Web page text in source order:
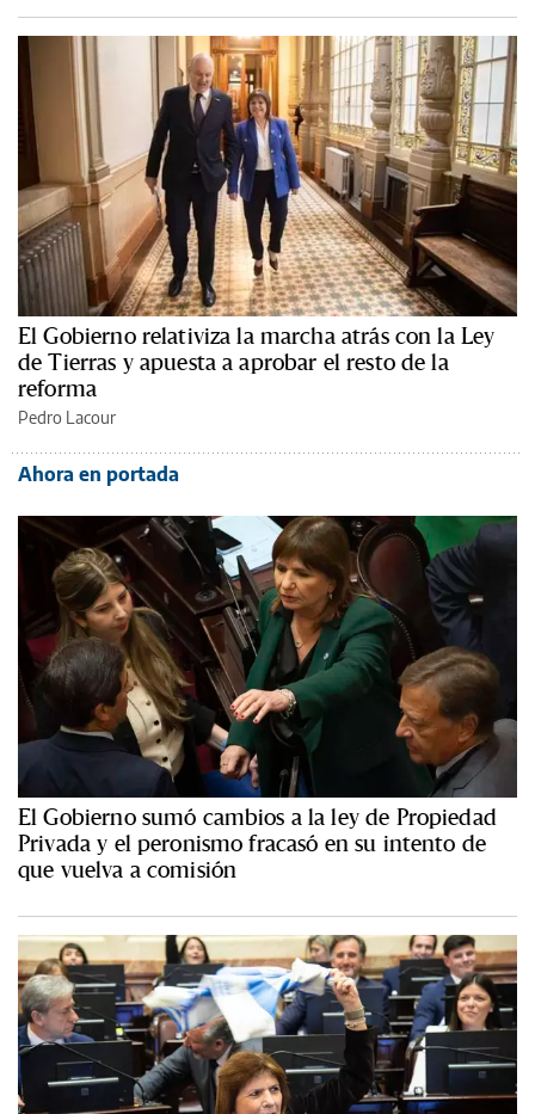
El Gobierno relativiza la marcha atrás con la Ley
de Tierras y apuesta a aprobar el resto de la
reforma
Pedro Lacour
Ahora en portada
El Gobierno sumó cambios a la ley de Propiedad
Privada y el peronismo fracasó en su intento de
que vuelva a comisión